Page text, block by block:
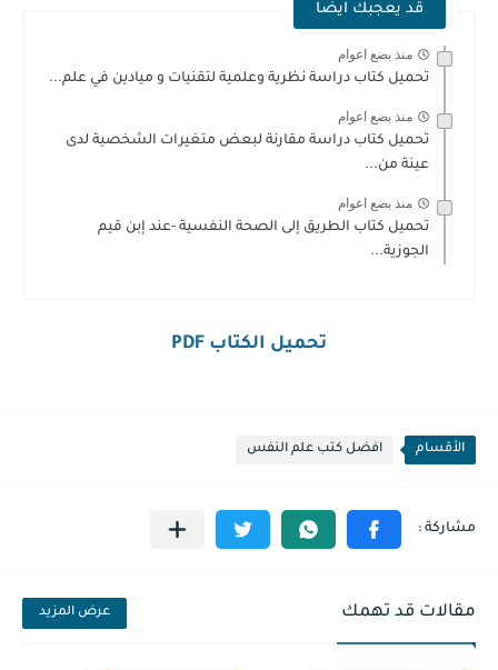
قد يعجبك ايضا
منذ بضع اعوام
تحميل كتاب دراسة نظرية وعلمية لتقنيات و ميادين في علم...
منذ بضع اعوام
تحميل كتاب دراسة مقارنة لبعض متغيرات الشخصية لدى
عينة من...
منذ بضع اعوام
تحميل كتاب الطريق إلى الصحة النفسية -عند إبن قيم
الجوزية...
تحميل الكتاب PDF
الأقسام افضل كتب علم النفس
مقالات قد تهمك عرض المزيد